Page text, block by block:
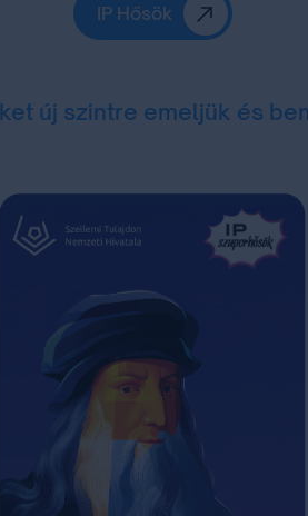
IP Hősök
új szintre emeljük és